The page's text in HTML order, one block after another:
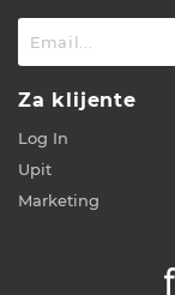
Za klijente
Log In
Upit
Marketing